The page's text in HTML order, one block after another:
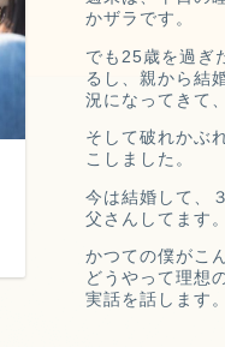
かザラです。
でも25歳を過ぎ
るし、 親から結
況になってきて、
そして破れかぶ
こしました。
今は結婚して、
父さんしてます。
かつての僕がこ
どうやって理想
実話を話します。